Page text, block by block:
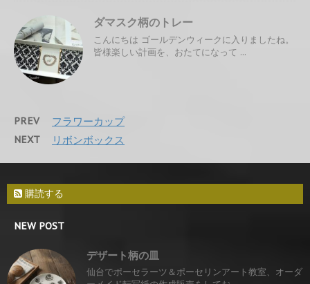
ダマスク柄のトレー
こんにちは ゴールデンウィークに入りましたね。
皆様楽しい計画を、おたてになって ...
PREV フラワーカップ
NEXT リボンボックス
購読する
NEW POST
デザート柄の皿
仙台でポーセラーツ＆ポーセリンアート教室、オーダ